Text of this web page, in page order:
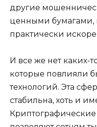
другие
ценными бумагами,
практически
И все же нет каких-
которые повлияли
технологий. Эта
стабильна, хоть и